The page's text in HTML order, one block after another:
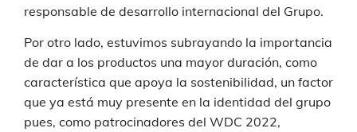
responsable de desarrollo internacional del Grupo.
Por otro lado, estuvimos subrayando la importancia
de dar a los productos una mayor duración, como
característica que apoya la sostenibilidad, un factor
que ya está muy presente en la identidad del grupo
pues, como patrocinadores del WDC 2022,